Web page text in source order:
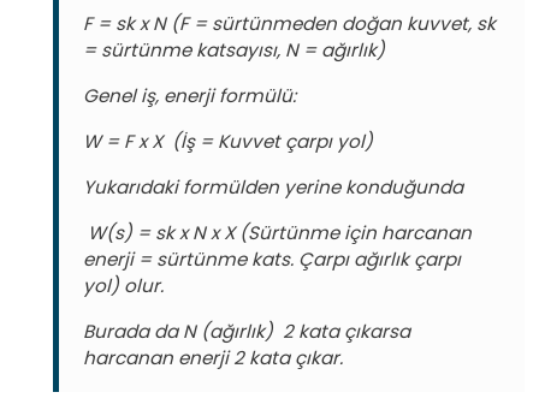
F = sk x N (F = sürtünmeden doğan kuvvet, sk
= sürtünme katsayısı, N = ağırlık)
Genel iş, enerji formülü:
W = F x X (İş = Kuvvet çarpı yol)
Yukarıdaki formülden yerine konduğunda
W(s) = sk x N x X (Sürtünme için harcanan
enerji = sürtünme kats. Çarpı ağırlık çarpı
yol) olur.
Burada da N (ağırlık) 2 kata çıkarsa
harcanan enerji 2 kata çıkar.